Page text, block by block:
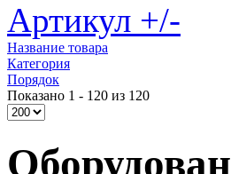
Артикул +/-
Название товара
Категория
Порядок
Показано 1 - 120 из 120